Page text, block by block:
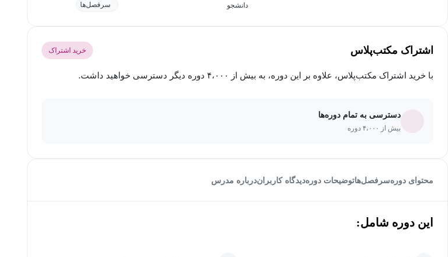
دانشجو سرفصل‌ها
اشتراک مکتب‌پلاس خرید اشتراک
با خرید اشتراک مکتب‌پلاس، علاوه بر این دوره، به بیش از ۴،۰۰۰ دوره دیگر دسترسی خواهید داشت.
دسترسی به تمام دوره‌ها
بیش از ۴،۰۰۰ دوره
محتوای دورهسرفصل‌هاتوضیحات دورهدیدگاه کاربراندرباره مدرس
این دوره شامل: